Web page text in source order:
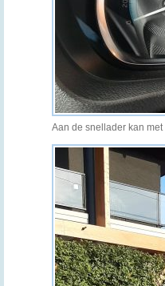
Aan de snellader kan